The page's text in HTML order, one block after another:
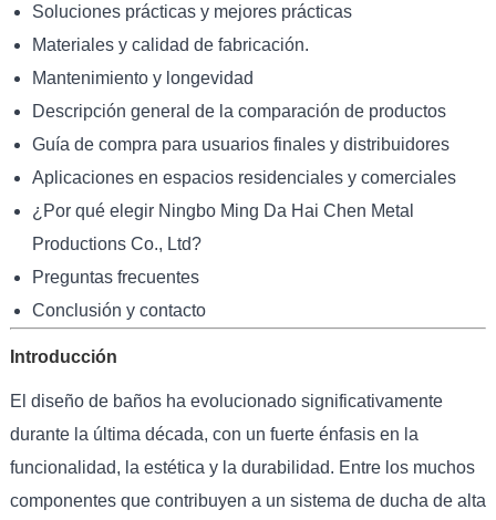
Soluciones prácticas y mejores prácticas
Materiales y calidad de fabricación.
Mantenimiento y longevidad
Descripción general de la comparación de productos
Guía de compra para usuarios finales y distribuidores
Aplicaciones en espacios residenciales y comerciales
¿Por qué elegir Ningbo Ming Da Hai Chen Metal
Productions Co., Ltd?
Preguntas frecuentes
Conclusión y contacto
Introducción
El diseño de baños ha evolucionado significativamente
durante la última década, con un fuerte énfasis en la
funcionalidad, la estética y la durabilidad. Entre los muchos
componentes que contribuyen a un sistema de ducha de alta